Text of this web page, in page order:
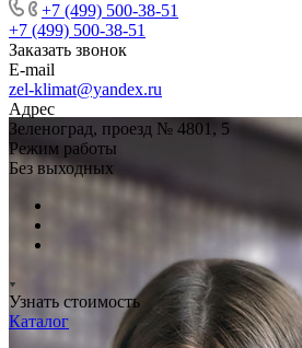
+7 (499) 500-38-51
+7 (499) 500-38-51
Заказать звонок
E-mail
zel-klimat@yandex.ru
Адрес
Зеленоград, проезд № 4801, 5
Режим работы
Без выходных
Узнать стоимость
Каталог